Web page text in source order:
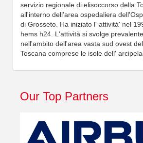
servizio regionale di elisoccorso della
all'interno dell'area ospedaliera
di Grosseto. Ha iniziato l' attività' nel
hems h24. L'attività si svolge
nell'ambito dell'area vasta sud ovest
Toscana comprese le isole dell'
Our Top Partners